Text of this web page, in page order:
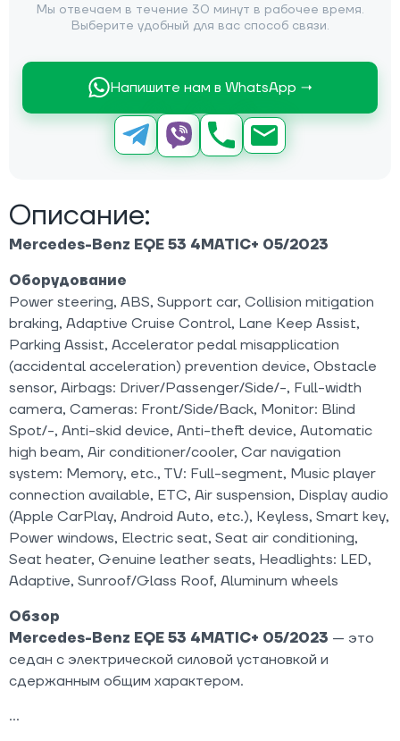
Мы отвечаем в течение 30 минут в рабочее время.
Выберите удобный для вас способ связи.
Напишите нам в WhatsApp →
Описание:
Mercedes-Benz EQE 53 4MATIC+ 05/2023
Оборудование
Power steering, ABS, Support car, Collision mitigation
braking, Adaptive Cruise Control, Lane Keep Assist,
Parking Assist, Accelerator pedal misapplication
(accidental acceleration) prevention device, Obstacle
sensor, Airbags: Driver/Passenger/Side/-, Full-width
camera, Cameras: Front/Side/Back, Monitor: Blind
Spot/-, Anti-skid device, Anti-theft device, Automatic
high beam, Air conditioner/cooler, Car navigation
system: Memory, etc., TV: Full-segment, Music player
connection available, ETC, Air suspension, Display audio
(Apple CarPlay, Android Auto, etc.), Keyless, Smart key,
Power windows, Electric seat, Seat air conditioning,
Seat heater, Genuine leather seats, Headlights: LED,
Adaptive, Sunroof/Glass Roof, Aluminum wheels
Обзор
Mercedes-Benz EQE 53 4MATIC+ 05/2023 — это
седан с электрической силовой установкой и
сдержанным общим характером.